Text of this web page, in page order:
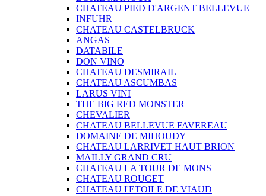
CHATEAU PIED D'ARGENT BELLEVUE
INFUHR
CHATEAU CASTELBRUCK
ANGAS
DATABILE
DON VINO
CHATEAU DESMIRAIL
CHATEAU ASCUMBAS
LARUS VINI
THE BIG RED MONSTER
CHEVALIER
CHATEAU BELLEVUE FAVEREAU
DOMAINE DE MIHOUDY
CHATEAU LARRIVET HAUT BRION
MAILLY GRAND CRU
CHATEAU LA TOUR DE MONS
CHATEAU ROUGET
CHATEAU I'ETOILE DE VIAUD